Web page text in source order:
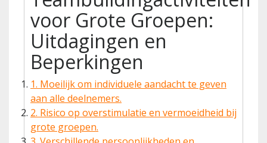
voor Grote Groepen:
Uitdagingen en
Beperkingen
1. Moeilijk om individuele aandacht te geven
aan alle deelnemers.
2. Risico op overstimulatie en vermoeidheid bij
grote groepen.